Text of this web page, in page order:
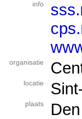
info
organisatie
locatie
plaats